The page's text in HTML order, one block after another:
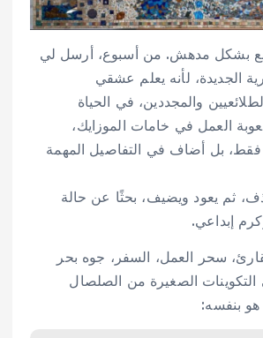
بشكل مدهش. من أسبوع، أرسل لي
الجديدة، لأنه يعلم عشقي
والمجددين، في الحياة
العمل في خامات الموزايك،
فقط، بل أضاف في التفاصيل المهمة
ثم يعود ويضيف، بحثًا عن حالة
إبداعي.
سحر العمل، السفر، جوه بحر
التكوينات الصغيرة من الصلصال
هو بنفسه: